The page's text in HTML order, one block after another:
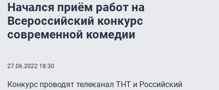
Начался приём работ на
Всероссийский конкурс
современной комедии
27.06.2022 18:30
Конкурс проводят телеканал ТНТ и Российский